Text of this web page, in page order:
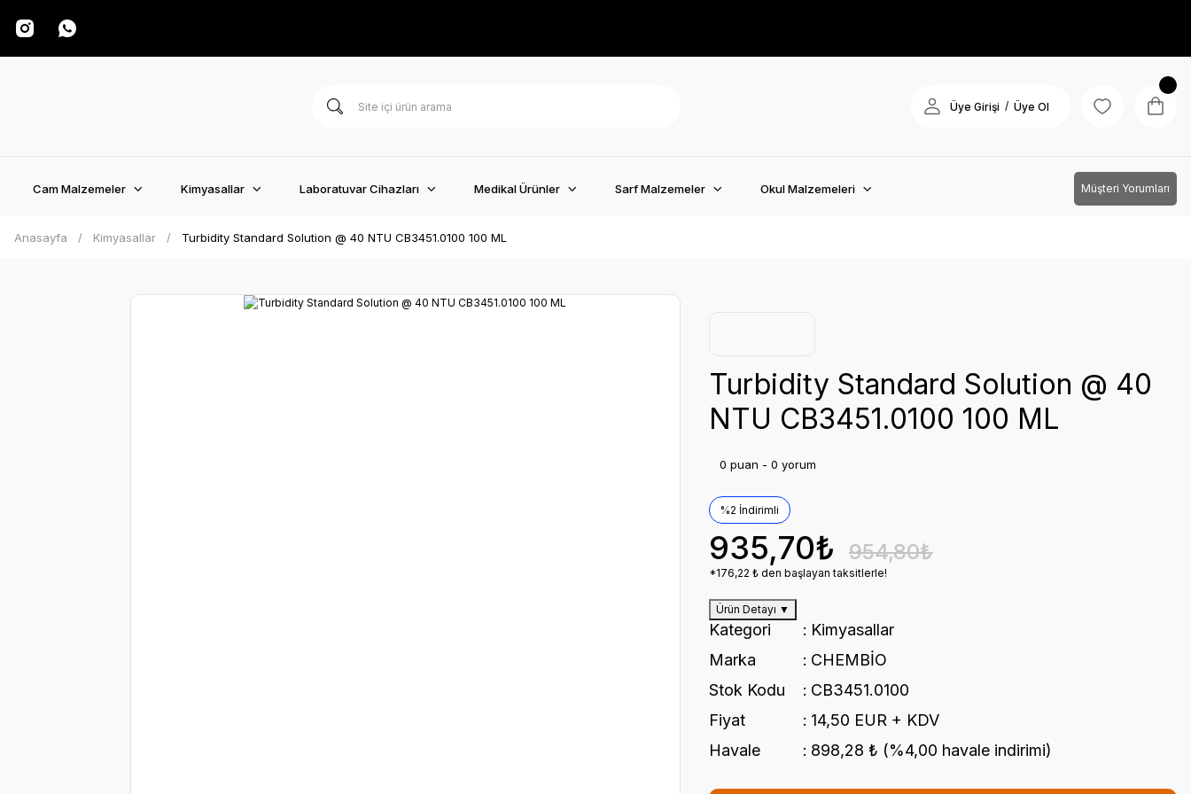
Üye Girişi / Üye Ol
Cam Malzemeler Kimyasallar Laboratuvar Cihazları Medikal Ürünler Sarf Malzemeler Okul Malzemeleri Müşteri Yorumları
Anasayfa Kimyasallar Turbidity Standard Solution @ 40 NTU CB3451.0100 100 ML
Turbidity Standard Solution @ 40
NTU CB3451.0100 100 ML
0 puan - 0 yorum
%2 İndirimli
935,70₺ 954,80₺
*176,22 ₺ den başlayan taksitlerle!
Ürün Detayı ▼
Kategori
Kimyasallar
Marka
CHEMBİO
Stok Kodu
CB3451.0100
Fiyat
14,50 EUR + KDV
Havale
898,28 ₺ (%4,00 havale indirimi)